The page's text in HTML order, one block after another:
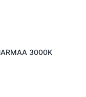
3000K